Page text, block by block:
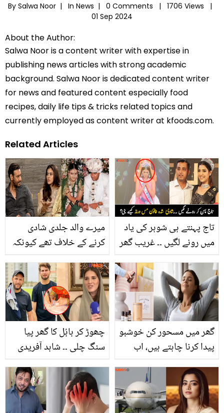
By Salwa Noor | In News | 0 Comments |
1706 Views |
01 Sep 2024
About the Author:
Salwa Noor is a content writer with expertise in
publishing news articles with strong academic
background. Salwa Noor is dedicated content writer
for news and featured content especially food
recipes, daily life tips & tricks related topics and
currently employed as content writer at kfoods.com.
Related Articles
میرے والد جلدی شادی
کرنے کے خلاف تھے کیونکہ
دیوگن سے کرنے پر ان کے
والد کیوں راضی نہیں تھے؟
تاج پہنتے ہی شوہر کی یاد
میں رونے لگیں ۔۔ غریب گھر
مس ورلڈ کا اعزاز کیسے
اپنے نام کر لیا؟ ویڈیو
چھوڑ کر بابُل کا گھر پیا
سنگ چلی ۔۔ شاہد آفریدی
کی شادی کس تاریخ کو
ہوگی؟
گھر میں مسحور کن خوشبو
پیدا کرنا چاہتے ہیں، اب
8 زبردست گھریلو ٹوٹکے
آزمائیں